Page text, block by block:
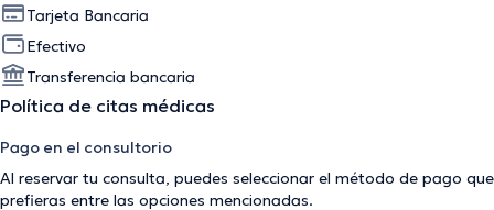
Tarjeta Bancaria
Efectivo
Transferencia bancaria
Política de citas médicas
Pago en el consultorio
Al reservar tu consulta, puedes seleccionar el método de pago que
prefieras entre las opciones mencionadas.